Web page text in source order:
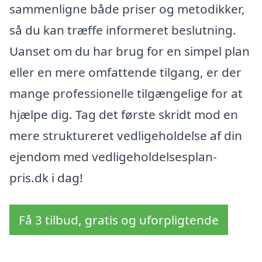
sammenligne både priser og metodikker,
så du kan træffe informeret beslutning.
Uanset om du har brug for en simpel plan
eller en mere omfattende tilgang, er der
mange professionelle tilgængelige for at
hjælpe dig. Tag det første skridt mod en
mere struktureret vedligeholdelse af din
ejendom med vedligeholdelsesplan-
pris.dk i dag!
Få 3 tilbud, gratis og uforpligtende